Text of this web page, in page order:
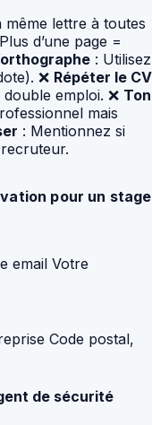
même lettre à toutes
d’une page =
: Utilisez
❌ Répéter le CV
emploi. ❌ Ton
mais
: Mentionnez si
pour un stage
email Votre
Code postal,
de sécurité